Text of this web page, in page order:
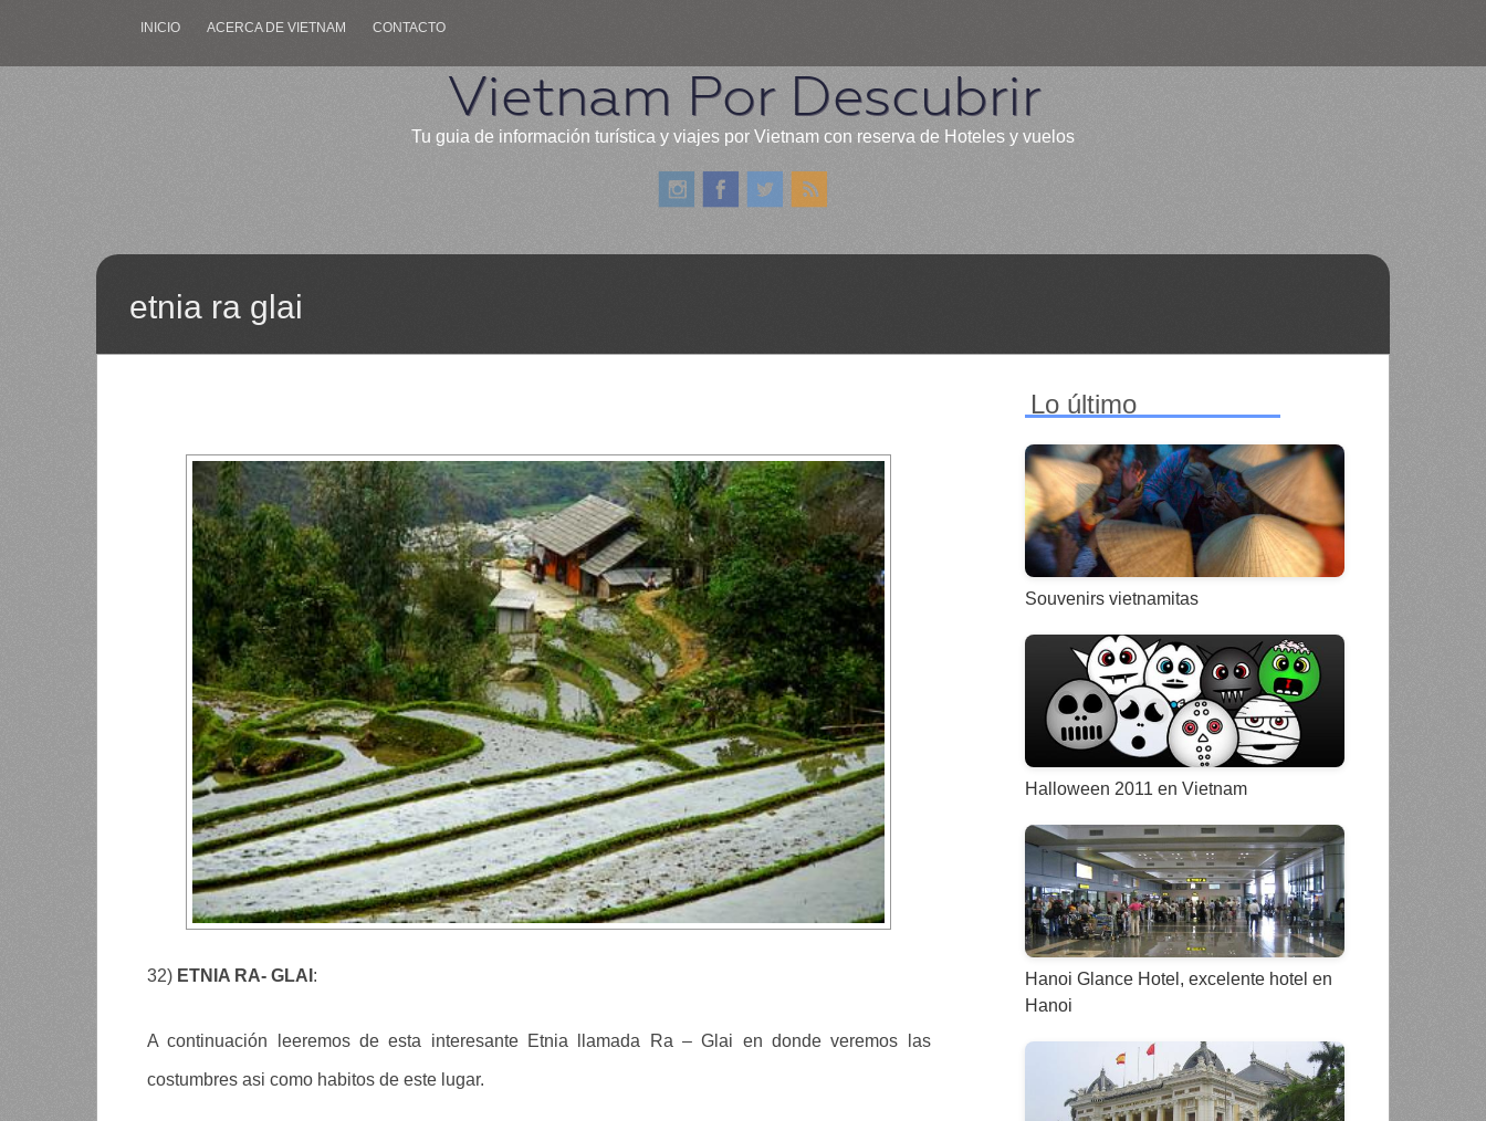
INICIO ACERCA DE VIETNAM CONTACTO
Vietnam Por Descubrir
Tu guia de información turística y viajes por Vietnam con reserva de Hoteles y vuelos
etnia ra glai
32) ETNIA RA- GLAI :
A continuación leeremos de esta interesante Etnia llamada Ra – Glai en donde veremos las
costumbres asi como habitos de este lugar.
Lo último
Souvenirs vietnamitas
Halloween 2011 en Vietnam
Hanoi Glance Hotel, excelente hotel en
Hanoi